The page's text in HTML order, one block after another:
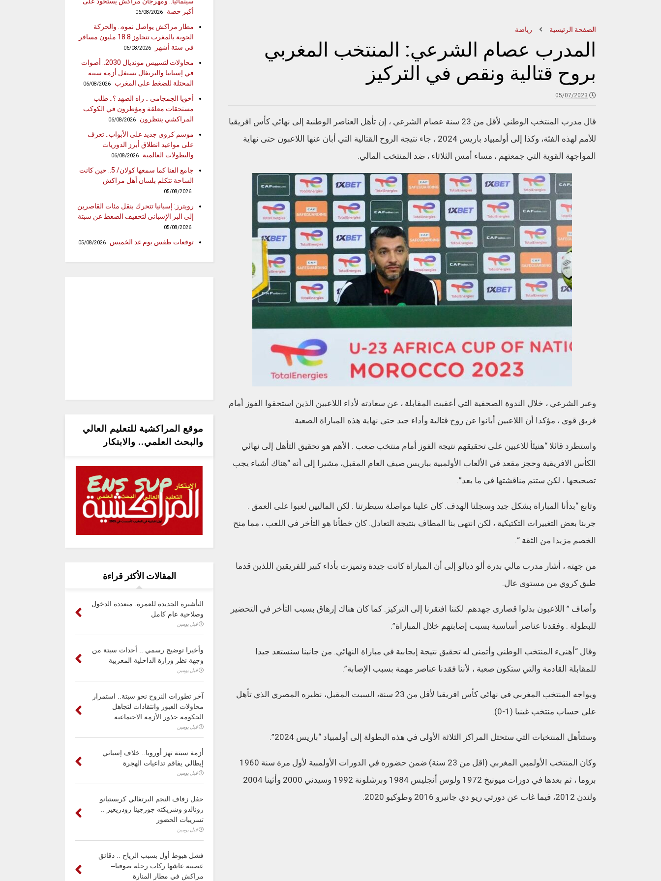
الصفحة الرئيسية رياضة
المدرب عصام الشرعي: المنتخب المغربي
بروح قتالية ونقص في التركيز
05/07/2023
قال مدرب المنتخب الوطني لأقل من 23 سنة عصام الشرعي ، إن تأهل العناصر الوطنية إلى نهائي كأس افريقيا
للأمم لهذه الفئة، وكذا إلى أولمبياد باريس 2024 ، جاء نتيجة الروح القتالية التي أبان عنها اللاعبون حتى نهاية
المواجهة القوية التي جمعتهم ، مساء أمس الثلاثاء ، ضد المنتخب المالي.
وعبر الشرعي ، خلال الندوة الصحفية التي أعقبت المقابلة ، عن سعادته لأداء اللاعبين الذين استحقوا الفوز أمام
فريق قوي ، مؤكدا أن اللاعبين أبانوا عن روح قتالية وأداء جيد حتى نهاية هذه المباراة الصعبة.
واستطرد قائلا “هنيئأ للاعبين على تحقيقهم نتيجة الفوز أمام منتخب صعب . الأهم هو تحقيق التأهل إلى نهائي
الكأس الافريقية وحجز مقعد في الألعاب الأولمبية بباريس صيف العام المقبل، مشيرا إلى أنه “هناك أشياء يجب
تصحيحها ، لكن ستتم مناقشتها في ما بعد”.
وتابع “بدأنا المباراة بشكل جيد وسجلنا الهدف. كان علينا مواصلة سيطرتنا . لكن الماليين لعبوا على العمق .
جربنا بعض التغييرات التكتيكية ، لكن انتهى بنا المطاف بنتيجة التعادل. كان خطأنا هو التأخر في اللعب ، مما منح
الخصم مزيدا من الثقة “.
من جهته ، أشار مدرب مالي بدرة ألو ديالو إلى أن المباراة كانت جيدة وتميزت بأداء كبير للفريقين اللذين قدما
طبق كروي من مستوى عال.
وأضاف ” اللاعبون بذلوا قصارى جهدهم. لكننا افتقرنا إلى التركيز. كما كان هناك إرهاق بسبب التأخر في التحضير
للبطولة . وفقدنا عناصر أساسية بسبب إصابتهم خلال المباراة”.
وقال “أهنىء المنتخب الوطني وأتمنى له تحقيق نتيجة إيجابية في مباراة النهائي. من جانبنا سنستعد جيدا
للمقابلة القادمة والتي ستكون صعبة ، لأننا فقدنا عناصر مهمة بسبب الإصابة”.
ويواجه المنتخب المغربي في نهائي كأس افريقيا لأقل من 23 سنة، السبت المقبل، نظيره المصري الذي تأهل
على حساب منتخب غينيا (1-0).
وستتأهل المنتخبات التي ستحتل المراكز الثلاثة الأولى في هذه البطولة إلى أولمبياد “باريس 2024”.
وكان المنتخب الأولمبي المغربي (اقل من 23 سنة) ضمن حضوره في الدورات الأولمبية لأول مرة سنة 1960
بروما ، ثم بعدها في دورات ميونيخ 1972 ولوس أنجليس 1984 وبرشلونة 1992 وسيدني 2000 وأثينا 2004
ولندن 2012، فيما غاب عن دورتي ريو دي جانيرو 2016 وطوكيو 2020.
أكبر حصة
06/08/2026
مطار مراكش يواصل نموه.. والحركة
الجوية بالمغرب تتجاوز 18.8 مليون مسافر
في ستة أشهر
06/08/2026
محاولات لتسييس مونديال 2030.. أصوات
في إسبانيا والبرتغال تستغل أزمة سبتة
المحتلة للضغط على المغرب
06/08/2026
أخويا الجمجامي .. راه الصهد ؟.. طلب
مستحقات معلقة ومؤطرون في الكوكب
المراكشي ينتظرون
06/08/2026
موسم كروي جديد على الأبواب.. تعرف
على مواعيد انطلاق أبرز الدوريات
والبطولات العالمية
06/08/2026
جامع الفنا كما سمعها كولان/ 5.. حين كانت
الساحة تتكلم بلسان أهل مراكش
05/08/2026
رويترز: إسبانيا تتحرك بنقل مئات القاصرين
إلى البر الإسباني لتخفيف الضغط عن سبتة
05/08/2026
توقعات طقس يوم غد الخميس 05/08/2026
موقع المراكشية للتعليم العالي
والبحث العلمي.. والابتكار
المقالات الأكثر قراءة
التأشيرة الجديدة للعمرة: متعددة الدخول
وصلاحية عام كامل
قبل يومين
وأخيرا توضيح رسمي .. أحداث سبتة من
وجهة نظر وزارة الداخلية المغربية
قبل يومين
آخر تطورات النزوح نحو سبتة.. استمرار
محاولات العبور وانتقادات لتجاهل
الحكومة جذور الأزمة الاجتماعية
قبل يومين
أزمة سبتة تهز أوروبا.. خلاف إسباني
إيطالي يفاقم تداعيات الهجرة
قبل يومين
حفل زفاف النجم البرتغالي كريستيانو
رونالدو وشريكته جورجينا رودريغيز ..
تسريبات الحضور
قبل يومين
فشل هبوط أول بسبب الرياح .. دقائق
عصيبة عاشها ركاب رحلة صوفيا–
مراكش في مطار المنارة